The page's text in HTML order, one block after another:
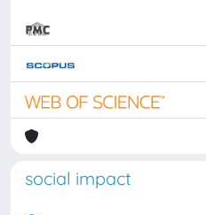
social impact